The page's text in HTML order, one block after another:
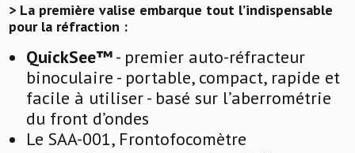
> La première valise embarque tout l’indispensable
pour la réfraction :
QuickSee™- premier auto-réfracteur
binoculaire - portable, compact, rapide et
facile à utiliser - basé sur l’aberrométrie
du front d’ondes
Le SAA-001, Frontofocomètre